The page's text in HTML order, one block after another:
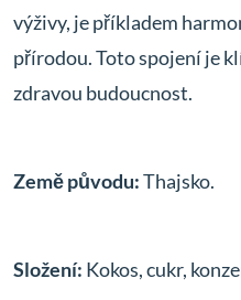
výživy, je příkladem
přírodou. Toto spojení je
zdravou budoucnost.
Země původu:Thajsko.
Složení: Kokos, cukr,